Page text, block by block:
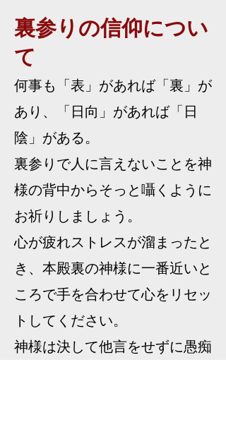
裏参りの信仰につい
て
何事も「表」があれば「裏」が
あり、「日向」があれば「日
陰」がある。
裏参りで人に言えないことを神
様の背中からそっと囁くように
お祈りしましょう。
心が疲れストレスが溜まったと
き、本殿裏の神様に一番近いと
ころで手を合わせて心をリセッ
トしてください。
神様は決して他言をせずに愚痴